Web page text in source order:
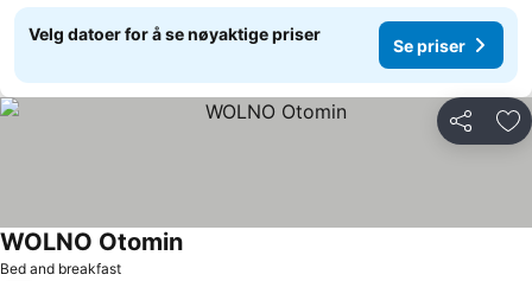
Velg datoer for å se nøyaktige priser
Se priser
Del
Bed and breakfast
WOLNO OtominSe priser